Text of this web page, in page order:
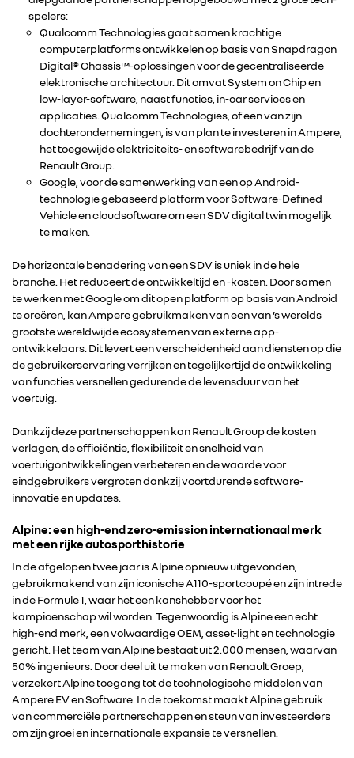
spelers:
Qualcomm Technologies gaat samen krachtige
computerplatforms ontwikkelen op basis van Snapdragon
Digital® Chassis™-oplossingen voor de gecentraliseerde
elektronische architectuur. Dit omvat System on Chip en
low-layer-software, naast functies, in-car services en
applicaties. Qualcomm Technologies, of een van zijn
dochterondernemingen, is van plan te investeren in Ampere,
het toegewijde elektriciteits- en softwarebedrijf van de
Renault Group.
Google, voor de samenwerking van een op Android-
technologie gebaseerd platform voor Software-Defined
Vehicle en cloudsoftware om een SDV digital twin mogelijk
te maken.
De horizontale benadering van een SDV is uniek in de hele
branche. Het reduceert de ontwikkeltijd en -kosten. Door samen
te werken met Google om dit open platform op basis van Android
te creëren, kan Ampere gebruikmaken van een van ’s werelds
grootste wereldwijde ecosystemen van externe app-
ontwikkelaars. Dit levert een verscheidenheid aan diensten op die
de gebruikerservaring verrijken en tegelijkertijd de ontwikkeling
van functies versnellen gedurende de levensduur van het
voertuig.
Dankzij deze partnerschappen kan Renault Group de kosten
verlagen, de efficiëntie, flexibiliteit en snelheid van
voertuigontwikkelingen verbeteren en de waarde voor
eindgebruikers vergroten dankzij voortdurende software-
innovatie en updates.
Alpine: een high-end zero-emission internationaal merk
met een rijke autosporthistorie
In de afgelopen twee jaar is Alpine opnieuw uitgevonden,
gebruikmakend van zijn iconische A110-sportcoupé en zijn intrede
in de Formule 1, waar het een kanshebber voor het
kampioenschap wil worden. Tegenwoordig is Alpine een echt
high-end merk, een volwaardige OEM, asset-light en technologie
gericht. Het team van Alpine bestaat uit 2.000 mensen, waarvan
50% ingenieurs. Door deel uit te maken van Renault Groep,
verzekert Alpine toegang tot de technologische middelen van
Ampere EV en Software. In de toekomst maakt Alpine gebruik
van commerciële partnerschappen en steun van investeerders
om zijn groei en internationale expansie te versnellen.